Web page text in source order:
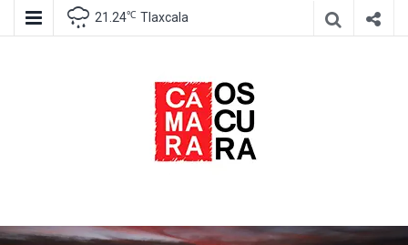
21.24℃ Tlaxcala
Cámara